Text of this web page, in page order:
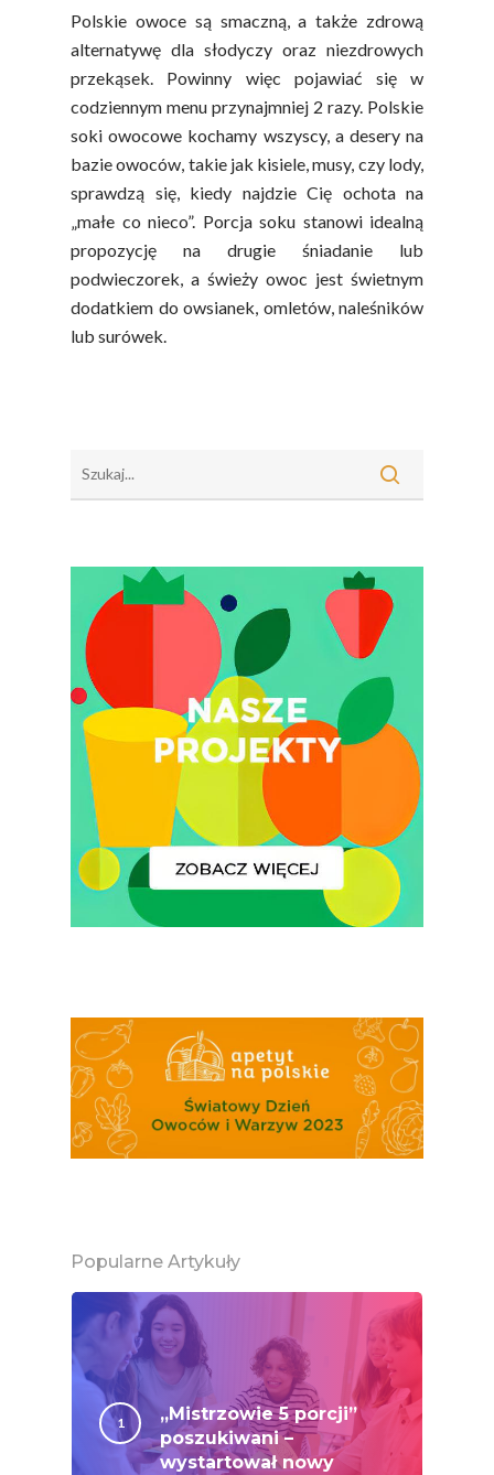
Polskie owoce są smaczną, a także zdrową
alternatywę dla słodyczy oraz niezdrowych
przekąsek. Powinny więc pojawiać się w
codziennym menu przynajmniej 2 razy. Polskie
soki owocowe kochamy wszyscy, a desery na
bazie owoców, takie jak kisiele, musy, czy lody,
sprawdzą się, kiedy najdzie Cię ochota na
„małe co nieco”. Porcja soku stanowi idealną
propozycję na drugie śniadanie lub
podwieczorek, a świeży owoc jest świetnym
dodatkiem do owsianek, omletów, naleśników
lub surówek.
Popularne Artykuły
„Mistrzowie 5 porcji”
poszukiwani –
wystartował nowy
Owoców
Fakty O Sokach
Jakość Soków
Sok Jako Porcja
Składniki Odżywcze
Sokach
Biodostępność
Efekt Metaboliczny
Poradnik
Zdrowia
Dietetyczne ABC
Okiem Eksperta
Uroda
Współpraca Z
Przepisy
Program
Edukacyjny
Projekty
Naturalnie, Że
5 Porcji Warzyw,
Lub Soku
Narodowe Badania
Konsumpcji Warzyw
Owoców
Nutriscore Fakty
Federacja
Związków
Rolnych – Ziemniaki
Jedz Owoce I
Nich Największa
Skrywa!
Festiwal Młody
Owoce
Polskie Forum
Ekologicznej
Chrup Owoce, Jedz
Warzywa – To Na
Good Move
Związek Zawodowy
Rolników Ojczyzna
Branża
Wydarzenia